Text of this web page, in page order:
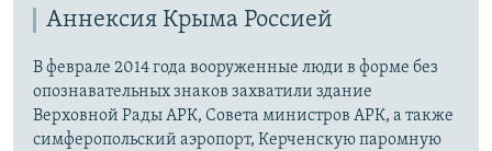
Аннексия Крыма Россией
В феврале 2014 года вооруженные люди в форме без
опознавательных знаков захватили здание
Верховной Рады АРК, Совета министров АРК, а также
симферопольский аэропорт, Керченскую паромную